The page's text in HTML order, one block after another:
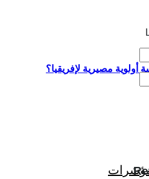
أولوية مصيرية لإفريقيا؟